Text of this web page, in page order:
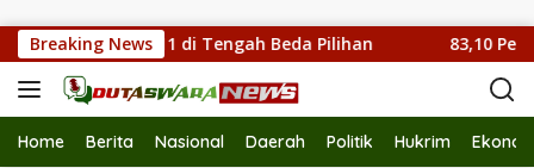
Breaking News
RW 011 di Tengah Beda Pilihan 83,10 Persen
Home Berita Nasional Daerah Politik Hukrim